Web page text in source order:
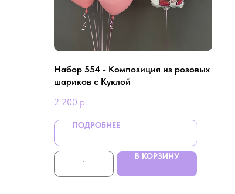
Набор 554 - Композиция из розовых
шариков с Куклой
2 200 р.
ПОДРОБНЕЕ
В КОРЗИНУ